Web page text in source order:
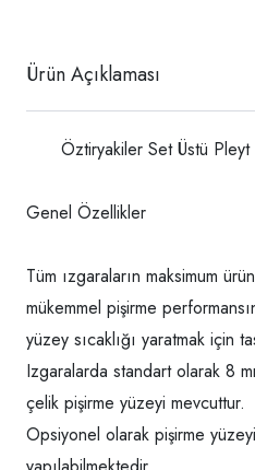
Ürün Açıklaması
Öztiryakiler Set Üstü
Genel Özellikler
Tüm ızgaraların maksimum
mükemmel pişirme
yüzey sıcaklığı yaratmak için
Izgaralarda standart olarak 8
çelik pişirme yüzeyi mevcuttur.
Opsiyonel olarak pişirme